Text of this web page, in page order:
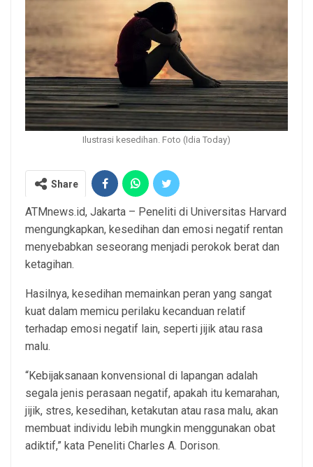
Ilustrasi kesedihan. Foto (Idia Today)
Share
ATMnews.id, Jakarta – Peneliti di Universitas Harvard
mengungkapkan, kesedihan dan emosi negatif rentan
menyebabkan seseorang menjadi perokok berat dan
ketagihan.
Hasilnya, kesedihan memainkan peran yang sangat
kuat dalam memicu perilaku kecanduan relatif
terhadap emosi negatif lain, seperti jijik atau rasa
malu.
“Kebijaksanaan konvensional di lapangan adalah
segala jenis perasaan negatif, apakah itu kemarahan,
jijik, stres, kesedihan, ketakutan atau rasa malu, akan
membuat individu lebih mungkin menggunakan obat
adiktif,” kata Peneliti Charles A. Dorison.